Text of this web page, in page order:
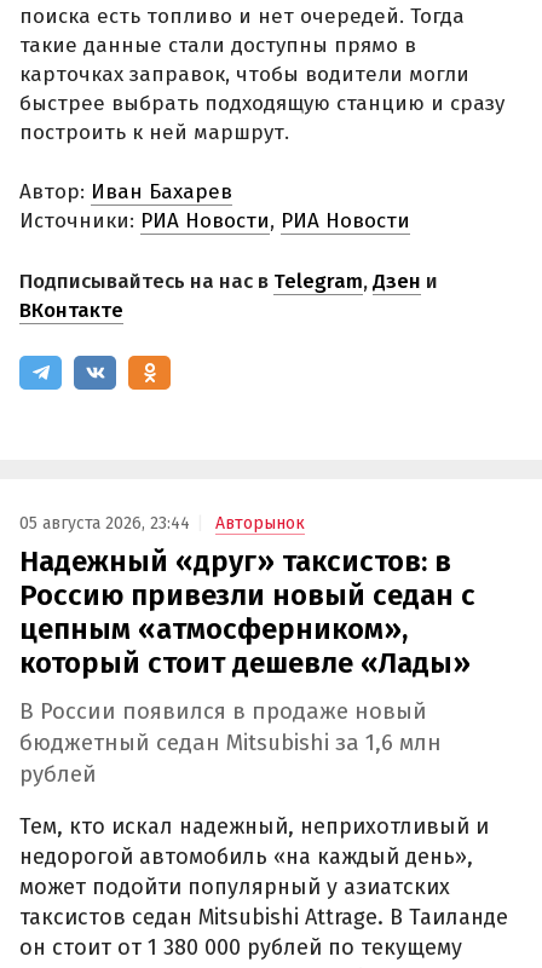
поиска есть топливо и нет очередей. Тогда
такие данные стали доступны прямо в
карточках заправок, чтобы водители могли
быстрее выбрать подходящую станцию и сразу
построить к ней маршрут.
Автор: Иван Бахарев
Источники: РИА Новости, РИА Новости
Подписывайтесь на нас в Telegram,Дзен и
ВКонтакте
05 августа 2026, 23:44 Авторынок
Надежный «друг» таксистов: в
Россию привезли новый седан с
цепным «атмосферником»,
который стоит дешевле «Лады»
В России появился в продаже новый
бюджетный седан Mitsubishi за 1,6 млн
рублей
Тем, кто искал надежный, неприхотливый и
недорогой автомобиль «на каждый день»,
может подойти популярный у азиатских
таксистов седан Mitsubishi Attrage. В Таиланде
он стоит от 1 380 000 рублей по текущему